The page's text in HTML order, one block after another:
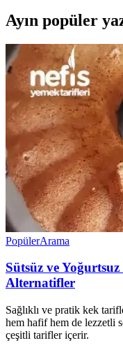
Ayın popüler
PopülerArama
Sütsüz ve
Alternatifler
Sağlıklı ve pratik kek
hem hafif hem de lezzetli
çeşitli tarifler içerir.